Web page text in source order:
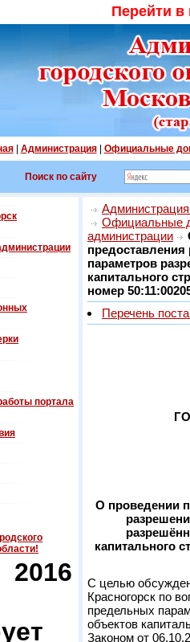
Перейти
| Администрация| Официальные
Поиск по сайту
портала
Администрация
Официальные
администрации
параметров
капитального
номер
Перечень
О проведении
капитального
С целью
Красногорск по
предельных
объектов
Законом от